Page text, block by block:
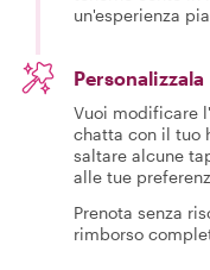
un'esperienza
Personalizzala
Vuoi modificare
chatta con il tuo
saltare alcune
alle tue
Prenota senza
rimborso